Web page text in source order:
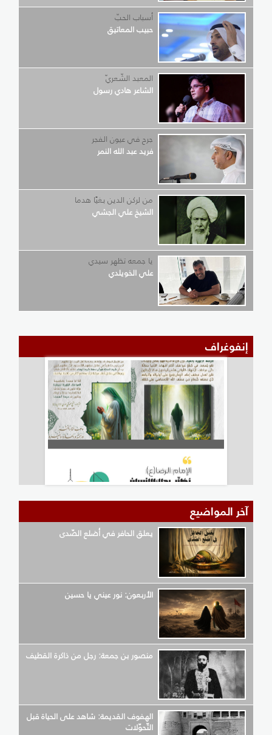
أسباب الحبّ
حبيب المعاتيق
المعبد الشّعريّ
الشاعر هادي رسول
جرح في عيون الفجر
فريد عبد الله النمر
من لركن الدين بغيًا هدما
الشيخ علي الجشي
يا جمعه تظهر سيدي
علي الخويلدي
إنفوغراف
آخر المواضيع
يعلق الحافر في أضلع الصّدى
الأربعون: نور عيني يا حسين
منصور بن جمعة: رجل من ذاكرة القطيف
الهفوف القديمة: شاهد على الحياة قبل
التّحوّلات